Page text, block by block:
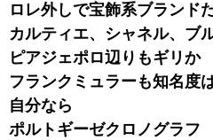
ロレ外しで宝飾系ブランド
カルティエ、シャネル、ブ
ピアジェポロ辺りもギリか
フランクミュラーも知名度
自分なら
ポルトギーゼクロノグラフ